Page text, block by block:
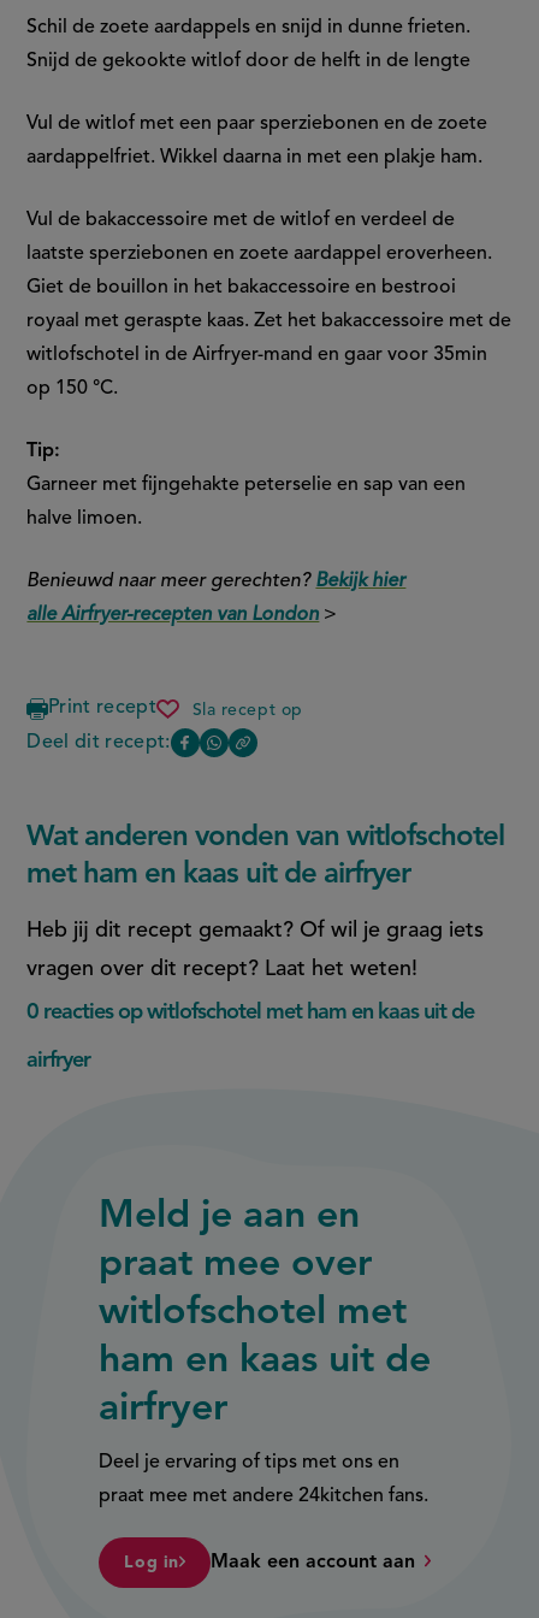
5
seconds
Schil de zoete aardappels en snijd in dunne frieten.
Snijd de gekookte witlof door de helft in de lengte
Vul de witlof met een paar sperziebonen en de zoete
aardappelfriet. Wikkel daarna in met een plakje ham.
Vul de bakaccessoire met de witlof en verdeel de
laatste sperziebonen en zoete aardappel eroverheen.
Giet de bouillon in het bakaccessoireen bestrooi
royaal met geraspte kaas. Zet het bakaccessoire met de
witlofschotel in de Airfryer-mand en gaar voor 35min
op 150 °C.
Tip:
Garneer met fijngehakte peterselie en sap van een
halve limoen.
Benieuwd naar meer gerechten? Bekijk hier
alle Airfryer-recepten van London >
Print recept Sla recept op
witlofschotel
met
ham
uit
de
airfryer
Deel dit recept:
Deel
pagina
op
(opent
in
Deel
pagina
(opent
in
Copy
this
page
Wat anderen vonden van witlofschotel
met ham en kaas uit de airfryer
Heb jij dit recept gemaakt? Of wil je graag iets
vragen over dit recept? Laat het weten!
0 reacties op witlofschotel met ham en kaas uit de
airfryer
Meld je aan en
praat mee over
witlofschotel met
ham en kaas uit de
airfryer
Deel je ervaring of tips met ons en
praat mee met andere 24kitchen fans.
Log in Maak een account aan